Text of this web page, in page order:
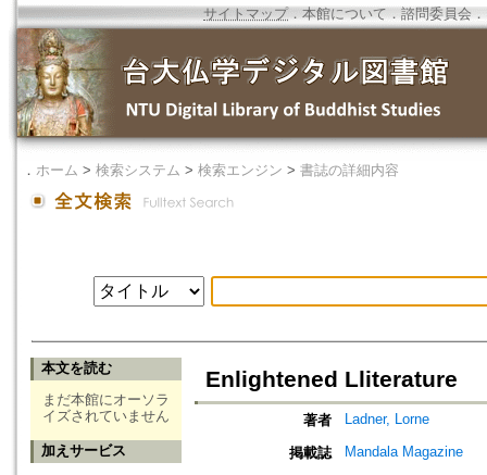
サイトマップ．本館について ． 諮問委員会 ．
． ホーム > 検索システム > 検索エンジン > 書誌の詳細内容
本文を読む
まだ本館にオーソラ
イズされていません
加えサービス
Enlightened Lliterature
著者 Ladner, Lorne
掲載誌 Mandala Magazine